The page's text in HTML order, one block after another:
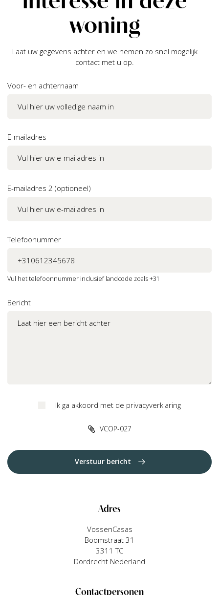
woning
Laat uw gegevens achter en we nemen zo snel mogelijk
contact met u op.
Voor- en achternaam
E-mailadres
E-mailadres 2 (optioneel)
Telefoonummer
Vul het telefoonnummer inclusief landcode zoals +31
Bericht
Ik ga akkoord met de privacyverklaring
VCOP-027
Verstuur bericht
Adres
VossenCasas
Boomstraat 31
3311 TC
Dordrecht Nederland
Contactpersonen